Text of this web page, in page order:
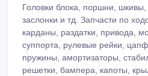
Головки блока, поршни,
заслонки и тд. Запчасти по
карданы, раздатки, привода,
суппорта, рулевые рейки,
пружины, амортизаторы,
решетки, бампера, капоты,